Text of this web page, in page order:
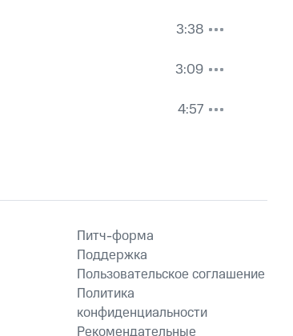
3:38
3:09
4:57
Питч-форма
Поддержка
Пользовательское соглашение
Политика
конфиденциальности
Рекомендательные